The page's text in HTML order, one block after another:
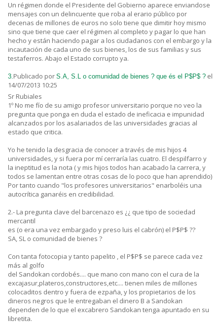
Un régimen donde el Presidente del Gobierno aparece enviandose
mensajes con un delincuente que roba al erario público por
decenas de millones de euros no solo tiene que dimitir hoy mismo
sino que tiene que caer el régimen al completo y pagar lo que han
hecho y están haciendo pagar a los ciudadanos con el embargo y la
incautación de cada uno de sus bienes, los de sus familias y sus
testaferros. Abajo el Estado corrupto ya.
3.Publicado por S.A, S.L o comunidad de bienes ? que és el P$P$ ? el
14/07/2013 10:25
Sr Rubiales
1º No me fío de su amigo profesor universitario porque no veo la
pregunta que ponga en duda el estado de ineficacia e impunidad
alcanzados por los asalariados de las universidades gracias al
estado que critica.
Yo he tenido la desgracia de conocer a través de mis hijos 4
universidades, y si fuera por mí cerraría las cuatro. El despilfarro y
la ineptitud es la nota ( y mis hijos todos han acabado la carrera, y
todos se lamentan entre otras cosas de lo poco que han aprendido)
Por tanto cuando "los profesores universitarios" enarboléis una
autocrítica ganaréis en credibilidad.
2.- La pregunta clave del barcenazo es ¿¿ que tipo de sociedad
mercantil
es (o era una vez embargado y preso luis el cabrón) el P$P$ ??
SA, SL o comunidad de bienes ?
Con tanta fotocopia y tanto papelito , el P$P$ se parece cada vez
más al golfo
del Sandokan cordobés.... que mano con mano con el cura de la
excajasur,plateros,constructores,etc.... tienen miles de millones
colocaditos dentro y fuera de ezpaña, y los propietarios de los
dineros negros que le entregaban el dinero B a Sandokan
dependen de lo que el excabrero Sandokan tenga apuntado en su
libretita.